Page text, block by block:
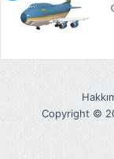
Copyright ©